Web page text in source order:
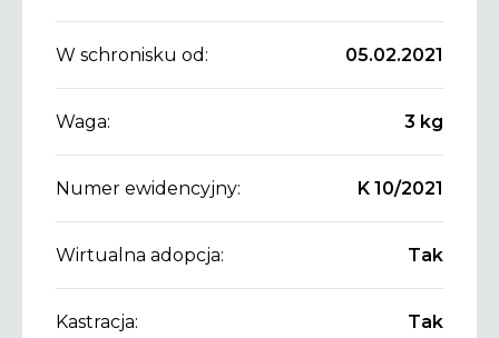
W schronisku od: 05.02.2021
Waga: 3 kg
Numer ewidencyjny: K 10/2021
Wirtualna adopcja: Tak
Kastracja: Tak